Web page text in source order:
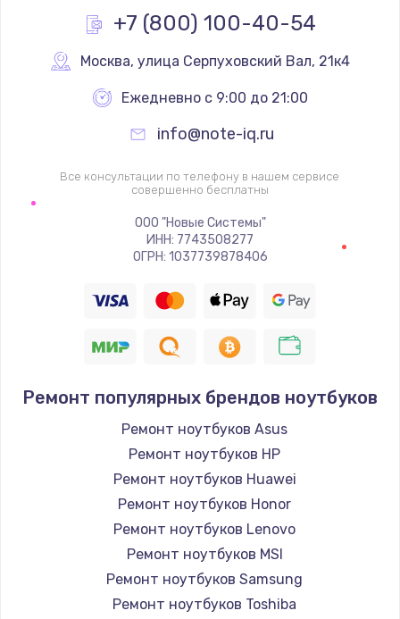
+7 (800) 100-40-54
Москва, улица Серпуховский Вал, 21к4
Ежедневно с 9:00 до 21:00
info@note-iq.ru
Все консультации по телефону в нашем сервисе
совершенно бесплатны
ООО "Новые Системы"
ИНН: 7743508277
ОГРН: 1037739878406
Ремонт популярных брендов ноутбуков
Ремонт ноутбуков Asus
Ремонт ноутбуков HP
Ремонт ноутбуков Huawei
Ремонт ноутбуков Honor
Ремонт ноутбуков Lenovo
Ремонт ноутбуков MSI
Ремонт ноутбуков Samsung
Ремонт ноутбуков Toshiba